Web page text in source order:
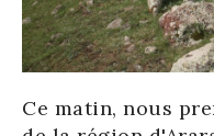
Ce matin, nous